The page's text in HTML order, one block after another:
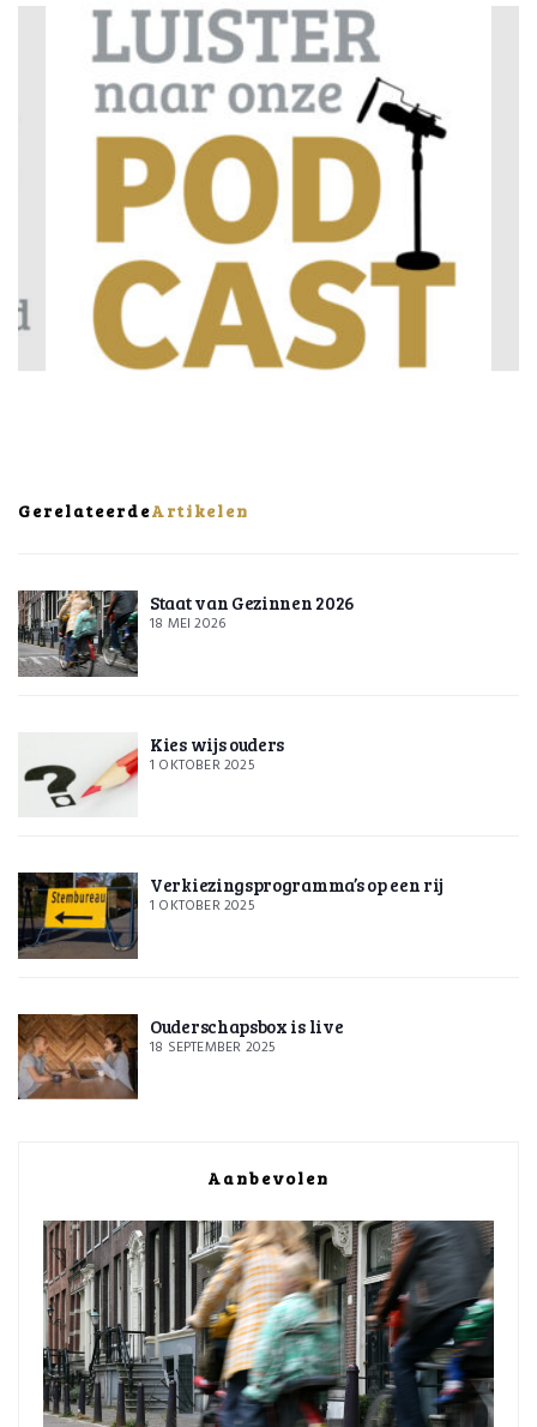
GerelateerdeArtikelen
Staat van Gezinnen 2026
18 MEI 2026
Kies wijs ouders
1 OKTOBER 2025
Verkiezingsprogramma’s op een rij
1 OKTOBER 2025
Ouderschapsbox is live
18 SEPTEMBER 2025
Aanbevolen